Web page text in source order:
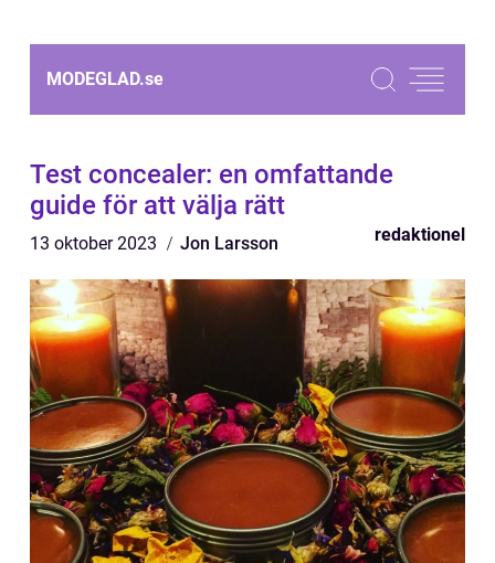
MODEGLAD.se
Test concealer: en omfattande
guide för att välja rätt
13 oktober 2023 Jon Larsson redaktionel